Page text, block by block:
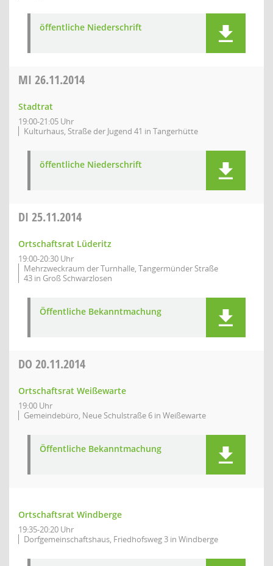
öffentliche Niederschrift
MI 26.11.2014
Stadtrat
19:00-21:05 Uhr
Kulturhaus, Straße der Jugend 41 in Tangerhütte
öffentliche Niederschrift
DI 25.11.2014
Ortschaftsrat Lüderitz
19:00-20:30 Uhr
Mehrzweckraum der Turnhalle, Tangermünder Straße
43 in Groß Schwarzlosen
Öffentliche Bekanntmachung
DO 20.11.2014
Ortschaftsrat Weißewarte
19:00 Uhr
Gemeindebüro, Neue Schulstraße 6 in Weißewarte
Öffentliche Bekanntmachung
Ortschaftsrat Windberge
19:35-20:20 Uhr
Dorfgemeinschaftshaus, Friedhofsweg 3 in Windberge